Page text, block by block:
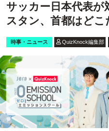
サッカー日本代表
スタン、首都はどこ
時事・ニュース QuizKnock編集部